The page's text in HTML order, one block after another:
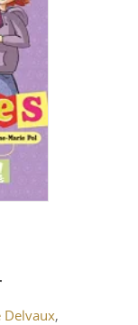
Delvaux,